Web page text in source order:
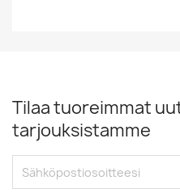
Tilaa tuoreimmat
tarjouksistamme